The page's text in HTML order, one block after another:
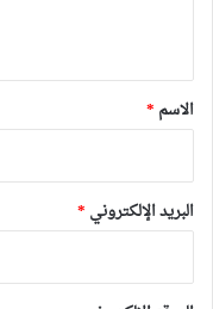
*
الاسم *
البريد الإلكتروني *